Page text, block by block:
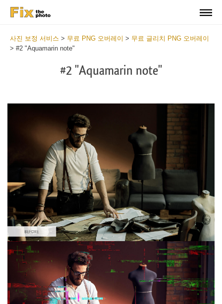
사진 보정 서비스 > 무료 PNG 오버레이 > 무료 글리치 PNG 오버레이
> #2 "Aquamarin note"
#2 "Aquamarin note"
선택 해주세요